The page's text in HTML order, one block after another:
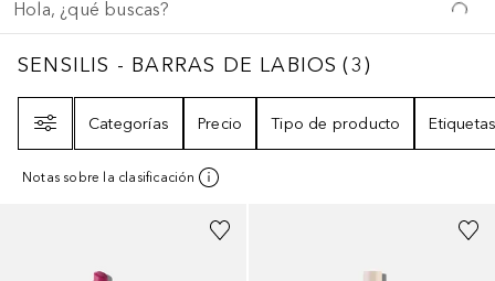
SENSILIS - BARRAS DE LABIOS3
SENSILIS - BARRAS DE LABIOS (3)
Categorías
Precio Tipo de producto
Notas sobre la clasificación